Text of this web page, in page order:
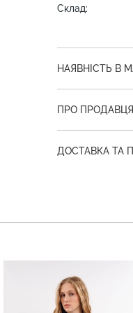
Склад:
НАЯВНІСТЬ В
ПРО ПРОДАВЦЯ
ДОСТАВКА ТА